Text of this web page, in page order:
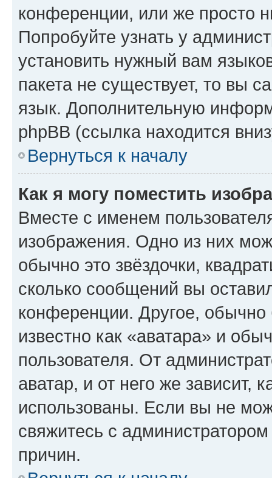
конференции, или же просто
Попробуйте узнать у
установить нужный вам
пакета не существует, то вы
язык. Дополнительную
phpBB (ссылка находится
Вернуться к началу
Как я могу поместить
Вместе с именем
изображения. Одно из них
обычно это звёздочки,
сколько сообщений вы
конференции. Другое,
известно как «аватара» и
пользователя. От
аватар, и от него же зависит,
использованы. Если вы не
свяжитесь с
причин.